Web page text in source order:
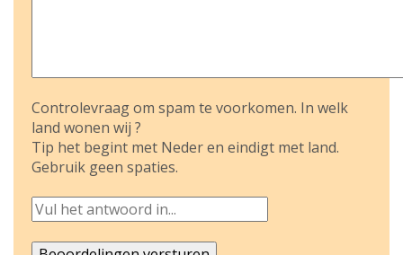
Controlevraag om spam te voorkomen. In welk
land wonen wij ?
Tip het begint met Neder en eindigt met land.
Gebruik geen spaties.